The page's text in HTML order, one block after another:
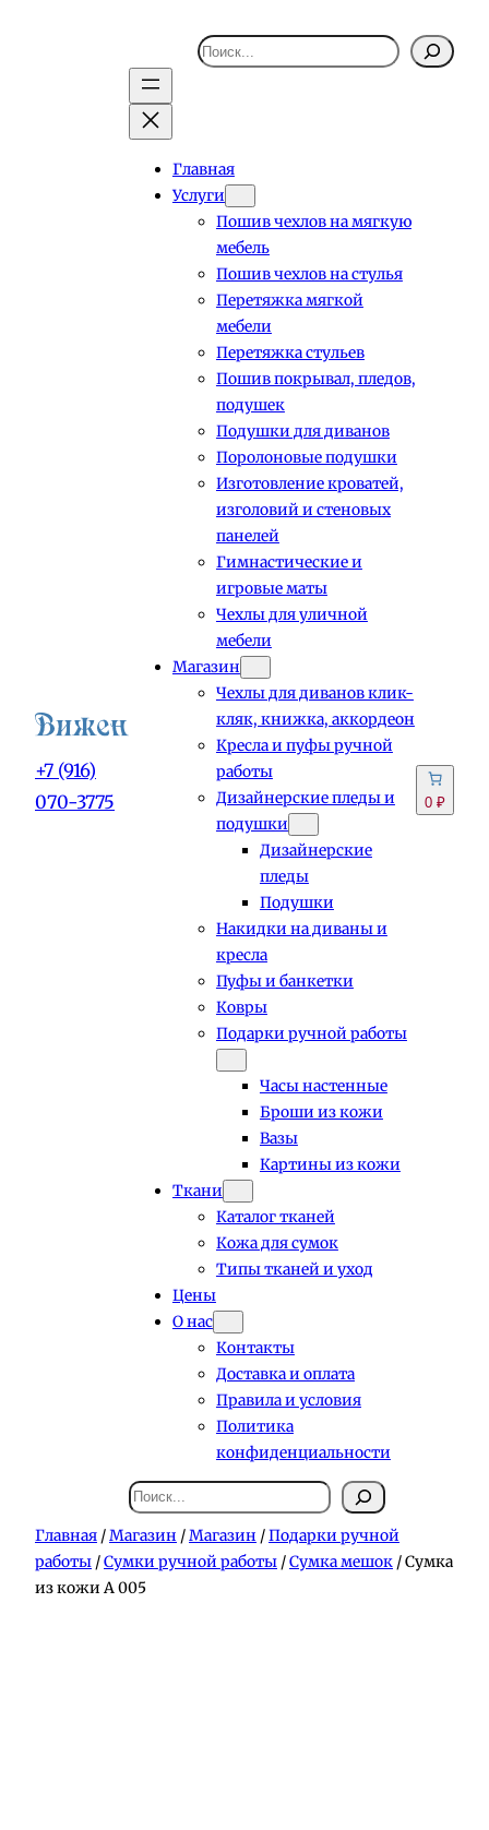
+7 (916)
070-3775
Поиск
Главная
Услуги
Пошив чехлов на мягкую
мебель
Пошив чехлов на стулья
Перетяжка мягкой
мебели
Перетяжка стульев
Пошив покрывал, пледов,
подушек
Подушки для диванов
Поролоновые подушки
Изготовление кроватей,
изголовий и стеновых
панелей
Гимнастические и
игровые маты
Чехлы для уличной
мебели
Магазин
Чехлы для диванов клик-
кляк, книжка, аккордеон
Кресла и пуфы ручной
работы
Дизайнерские пледы и
подушки
Дизайнерские
пледы
Подушки
Накидки на диваны и
кресла
Пуфы и банкетки
Ковры
Подарки ручной работы
Часы настенные
Броши из кожи
Вазы
Картины из кожи
Ткани
Каталог тканей
Кожа для сумок
Типы тканей и уход
Цены
О нас
Контакты
Доставка и оплата
Правила и условия
Политика
конфиденциальности
Поиск
0 ₽
Главная /Магазин /Магазин /Подарки ручной
работы /Сумки ручной работы /Сумка мешок / Сумка
из кожи А 005